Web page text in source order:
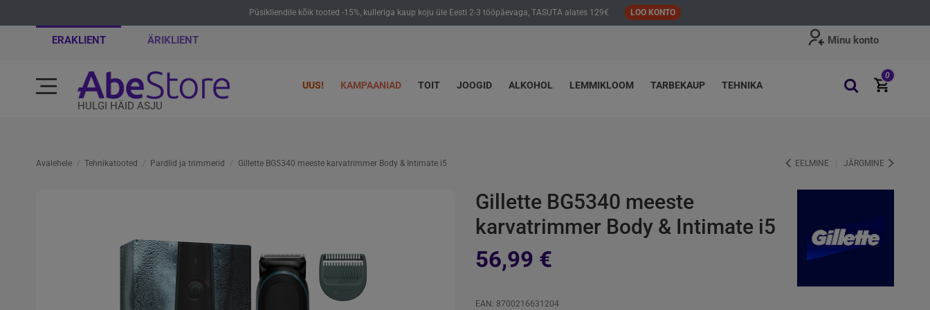
Püsikliendile kõik tooted -15%, kulleriga kaup koju üle Eesti 2-3 tööpäevaga, TASUTA alates 129€ LOO KONTO
ERAKLIENT ÄRIKLIENT Minu konto
HULGI HÄID ASJU
UUS! KAMPAANIAD TOIT JOOGID ALKOHOL LEMMIKLOOM TARBEKAUP TEHNIKA
0
Avalehele Tehnikatooted Pardlid ja trimmerid Gillette BG5340 meeste karvatrimmer Body & Intimate i5 EELMINE JÄRGMINE
Gillette BG5340 meeste
karvatrimmer Body & Intimate i5
56,99 €
EAN: 8700216631204